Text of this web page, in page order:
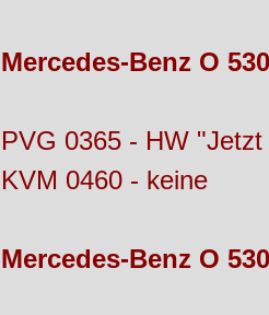
Mercedes-Benz O
PVG 0365 - HW
KVM 0460 - keine
Mercedes-Benz O